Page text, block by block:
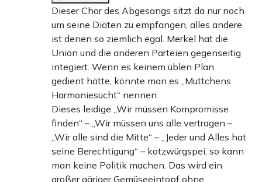
Dieser Chor des Abgesangs sitzt da nur noch
um seine Diäten zu empfangen, alles andere
ist denen so ziemlich egal. Merkel hat die
Union und die anderen Parteien gegenseitig
integiert. Wenn es keinem üblen Plan
gedient hätte, könnte man es „Muttchens
Harmoniesucht“ nennen.
Dieses leidige „Wir müssen Kompromisse
finden“ – „Wir müssen uns alle vertragen –
„Wir alle sind die Mitte“ – „Jeder und Alles hat
seine Berechtigung“ – kotzwürgspei, so kann
man keine Politik machen. Das wird ein
großer gäriger Gemüseeintopf ohne